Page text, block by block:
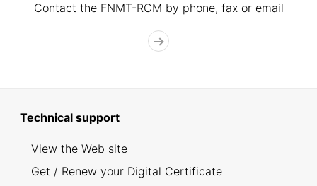
Contact the FNMT-RCM by phone, fax or email
Technical support
View the Web site
Get / Renew your Digital Certificate